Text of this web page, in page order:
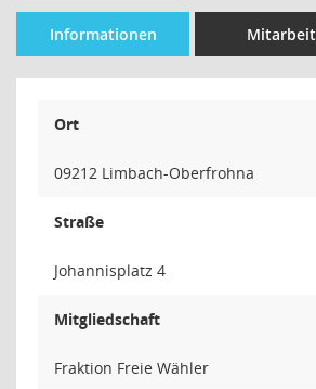
Informationen Mitarbeit
Ort
09212 Limbach-Oberfrohna
Straße
Johannisplatz 4
Mitgliedschaft
Fraktion Freie Wähler